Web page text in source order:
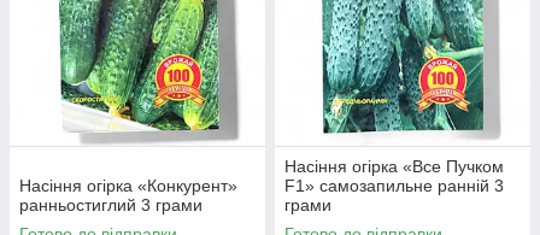
Насіння огірка «Конкурент»
ранньостиглий 3 грами
Насіння огірка «Все Пучком
F1» самозапильне ранній 3
грами